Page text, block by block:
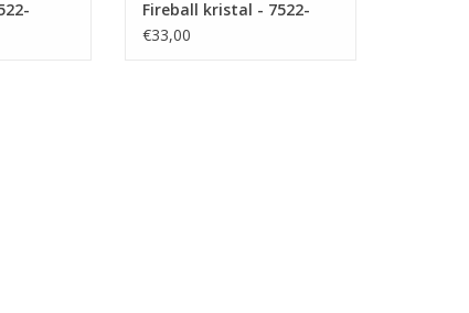
Fireball kristal - 7522-
0315(206)
€33,00